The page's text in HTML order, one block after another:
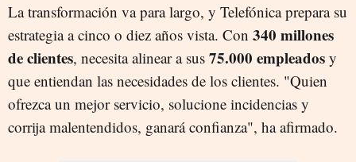
La transformación va para largo, y Telefónica prepara su
estrategia a cinco o diez años vista. Con 340 millones
de clientes, necesita alinear a sus 75.000 empleados y
que entiendan las necesidades de los clientes. "Quien
ofrezca un mejor servicio, solucione incidencias y
corrija malentendidos, ganará confianza", ha afirmado.